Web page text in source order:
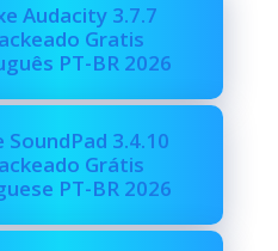
Audacity 3.7.7
Gratis
PT-BR 2026
SoundPad 3.4.10
Grátis
PT-BR 2026